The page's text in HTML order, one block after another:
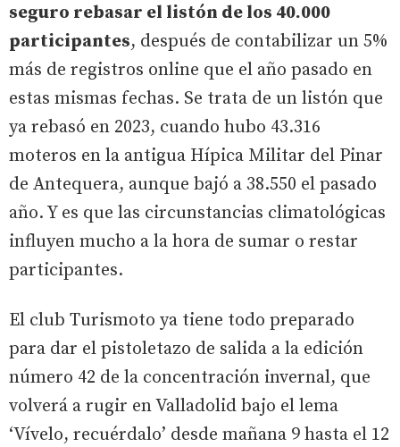
seguro rebasar el listón de los 40.000
participantes, después de contabilizar un 5%
más de registros online que el año pasado en
estas mismas fechas. Se trata de un listón que
ya rebasó en 2023, cuando hubo 43.316
moteros en la antigua Hípica Militar del Pinar
de Antequera, aunque bajó a 38.550 el pasado
año. Y es que las circunstancias climatológicas
influyen mucho a la hora de sumar o restar
participantes.
El club Turismoto ya tiene todo preparado
para dar el pistoletazo de salida a la edición
número 42 de la concentración invernal, que
volverá a rugir en Valladolid bajo el lema
‘Vívelo, recuérdalo’ desde mañana 9 hasta el 12